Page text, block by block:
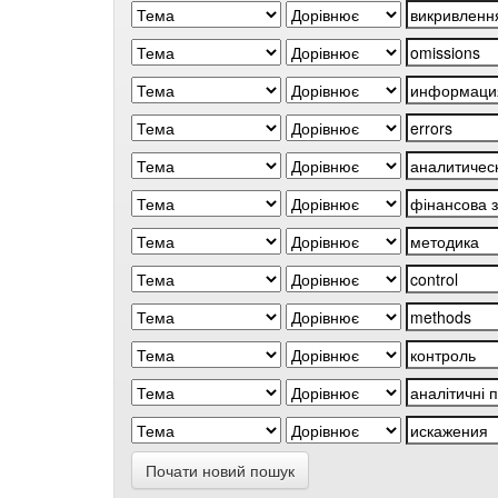
Почати новий пошук